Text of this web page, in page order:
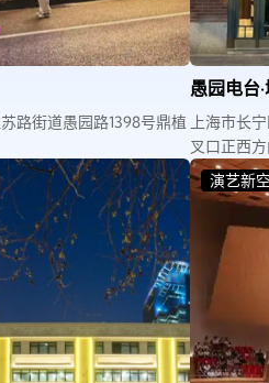
路街道愚园路1398号鼎植
愚园电台
上海市长
叉口正西
演艺新